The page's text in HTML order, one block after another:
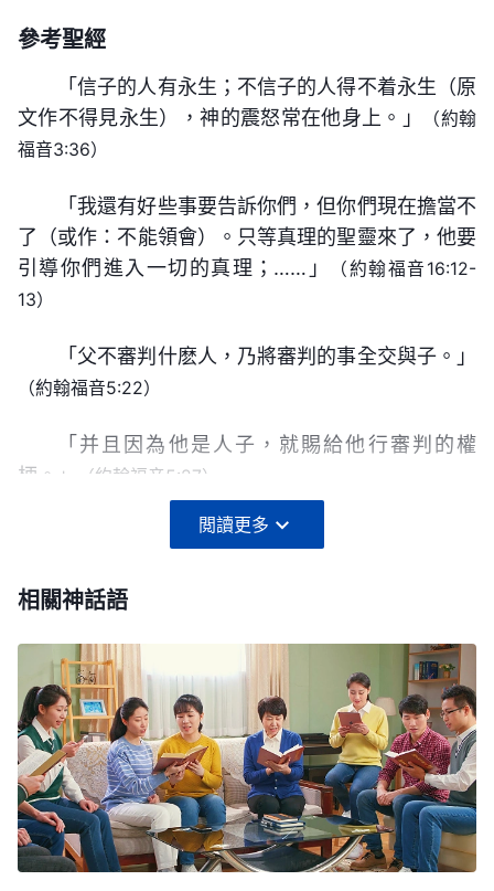
這樣稱呼天上的神為父，既然他也稱天上的神為父，
那他就是站在一個與你們平等地位的角度上來稱呼天
上的神的。你們既這樣稱呼天上的神為父，那耶穌就
把自己看為與你們平等地位的、神在地所揀選的一個
們是受造之物嗎？不管耶穌在地的權柄有多大，但在
他未釘十字架以先，他仍是一個受聖靈（即神）支配
的人子，是屬于地上受造之物中的一個，因為他未完
與順服。但他這樣稱呼神（即天上的靈）并不能證明
他就是天上的神的靈的兒子，只是站的角度不同，并
十字架以先是一個受肉身限制的人子，并没有靈的全
部權柄，所以他只能站在受造之物的角度上來尋求父
神的心意，正如他在客西馬尼園的三次禱告，「不要
先，他只是猶太人的王，是人子，是基督，并不是榮
為父。
——《話・卷一 神的顯現與作工・三位一體的神存在
嗎？》
是神的愛子，是神所喜悦的，這當然是神自己説的，
那是神自己作自己的見證，只不過是站在另一個角度
所道成的肉身。耶穌是他道成的肉身，并不是他在天
裏面」不就指原是一位靈嗎？不就是因着道成肉身分
己作自己的見證。因着時代不同，因着工作需要，因
一樣。第一步來作工只能稱耶和華，是以色列人的牧
者，第二步只能稱道成肉身的神是主、是基督。但當
時天上的靈只説是神的愛子，并没説是神的獨生子，
這説法根本没有，神怎麽能有獨生子呢？這樣神不就
成了人了嗎？因着是道成肉身，所以他稱為神的愛
子，這樣，就有了父與子的關係，只是因為天地之别
的緣故。耶穌禱告是站在肉身的角度上禱告的，他既
——《話・卷一 神的顯現與作工・三位一體的神存在
嗎？》
了許多恩典，就如肉體的平安、喜樂，一人信主全家
蒙福，病得醫治，等等這些恩典，其餘就是人的善行
與人敬虔的外表，人能以此活着便是合格的信徒，這
樣的信徒在死後才能進入天堂，就是得救了。但這些
人生前根本不明白生命的道，只是犯罪認罪、犯罪認
罪，并没有性情變化的路，恩典時代人就是這種情
形。人完全蒙拯救了嗎？没有！所以，那步工作作完
之後，還有一步審判刑罰的工作，這步就是藉着話語
來潔净人，來達到讓人有路可行，這步若再趕鬼那就
没有果效、没有意義了，因為人的罪性不能脱去，只
停止在罪得赦免這個基礎上。藉着贖罪祭人已經罪得
但，但是人的敗壞性情還在人裏面存在，人還能犯罪
抵擋神，神并没有得着人類。所以，這步工作用話語
來揭示人的敗壞性情，讓人按着合適的路去實行。這
步作的工作比上步更有意義，比上步作的工作果效更
大，因為現在是話語直接供應人的生命，讓人的性情
的道成肉身完全了神道成肉身的意義，徹底完成了神
拯救人的經營計劃。
的心中，無時無刻不活在人的中間，他作了人生活的
動力，作了人生存的根本，又作了人後天生存的豐富
的礦藏。他使人轉而復生，使人頑强地活在人的每一
個角色中，靠着他的力量，靠着他永不熄滅的生命
在人的中間支撑着，他付出了常人未曾有的代價。神
的生命力能戰勝一切的力量，更超越一切的力量，他
的生命是永久的，他的力量是超凡的，任何的受造之
何時無論何地他的生命力都存在着，都閃爍着耀眼的
光輝，天地巨變而神的生命却永久不變，萬物都逝去
是萬物賴以生存的根本。人的生命是來源于神，天的
存在是因着神，地的生存也是來源于神的生命的力
量，任何帶有生機的東西都不能超越神的主宰，任何
論何許人士都得歸服于神的權下，都得活在神的掌管
之中，都不能逃出神的手心。
有依靠的神，使你得永生的神。你要想得永生必須先
得了解永生的來源，必須先知道神到底在哪裏。剛才
我已經説過，只有神才是永久不變的生命，只有神才
有生命的道。既是永久不變的生命，那就是永遠的生
命；既是神才是生命的道，那神自己本身就是永生的
道。這樣你就應先明白：神到底在哪裏，怎樣才能得
一下。
如果你真想得到永生的道，而且是找得如飢似
渴，那你先回答這樣一個問題：神如今到底在哪裏？
或許你會説「神當然住在天上，難道還會住在你家不
成？」或許你會説神當然在萬物中間，或許你會説神
就在每一個人的心中，或許你會説神在靈界。我并不
否認你們所有人的説法，不過我得將這個問題向你們
説説清楚。「神住在人的心中」這話不完全正確也不
參考聖經
「信子的人有永生；不信子的人得不着永生（原
文作不得見永生），神的震怒常在他身上。」
（約翰
福音3:36）
「我還有好些事要告訴你們，但你們現在擔當不
了（或作：不能領會）。只等真理的聖靈來了，他要
引導你們進入一切的真理；……」
（約翰福音16:12-
13）
「父不審判什麽人，乃將審判的事全交與子。」
（約翰福音5:22）
「并且因為他是人子，就賜給他行審判的權
柄。」
（約翰福音5:27）
閲讀更多
相關神話語